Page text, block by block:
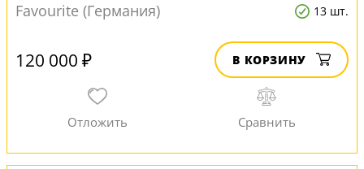
Favourite (Германия) 13 шт.
120 000 ₽ В КОРЗИНУ